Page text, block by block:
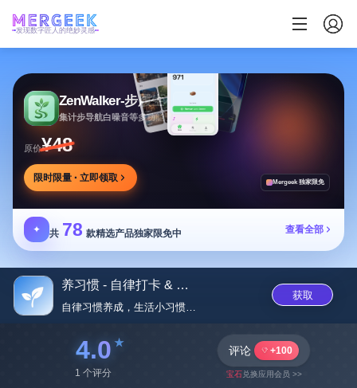
发现数字匠人的绝妙灵感
ZenWalker-步履生花
集计步导航白噪音等多功能于一体的健康应用
原价¥48
限时限量 · 立即领取 Mergeek 独家限免
✦ 共 78 款精选产品独家限免中 查看全部
养习惯 - 自律打卡 & 时间...
自律习惯养成，生活小习惯打‪卡...
获取
4.0
1 个评分
评论 +100
宝石兑换应用会员 >>